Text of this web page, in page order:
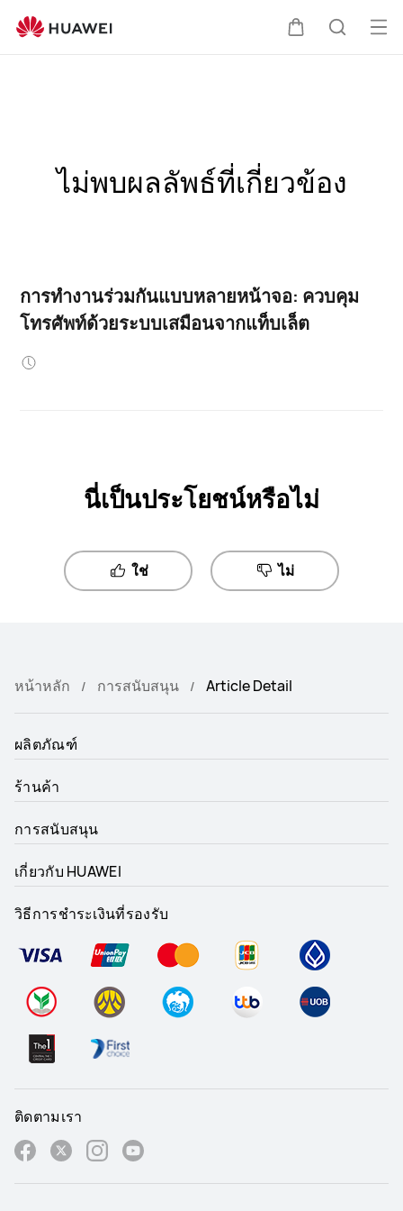
เปิด
ไม่พบผลลัพธ์ที่เกี่ยวข้อง
การทำงานร่วมกันแบบหลายหน้าจอ: ควบคุม
โทรศัพท์ด้วยระบบเสมือนจากแท็บเล็ต
นี่เป็นประโยชน์หรือไม่
ใช่ ไม่
หน้าหลัก การสนับสนุน Article Detail
ผลิตภัณฑ์
ร้านค้า
การสนับสนุน
เกี่ยวกับ HUAWEI
วิธีการชำระเงินที่รองรับ
ติดตามเรา